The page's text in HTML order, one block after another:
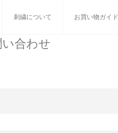
刺繍について お買い物ガイド
い合わせ